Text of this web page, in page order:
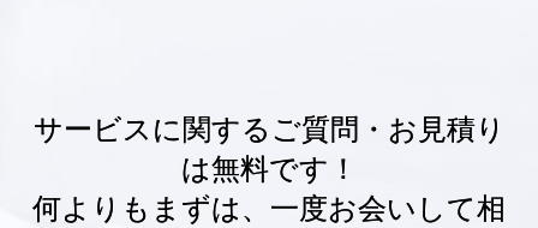
サービスに関するご質問・お見積り
は無料です！
何よりもまずは、一度お会いして相